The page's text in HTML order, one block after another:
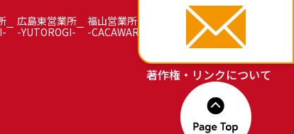
広島東営業所
-YUTOROGI-
福山営業所
-CACAWARI-
お問い合わせ
プライバシーポリシー
著作権・リンクについて